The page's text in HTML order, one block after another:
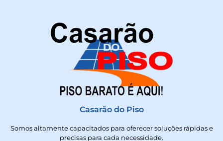
Casarão do Piso
Somos altamente capacitados para oferecer soluções rápidas e
precisas para cada necessidade.